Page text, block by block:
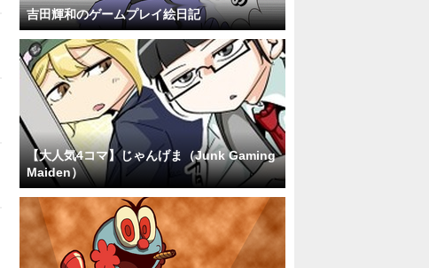
吉田輝和のゲームプレイ絵日記
【大人気4コマ】じゃんげま（Junk Gaming
Maiden）